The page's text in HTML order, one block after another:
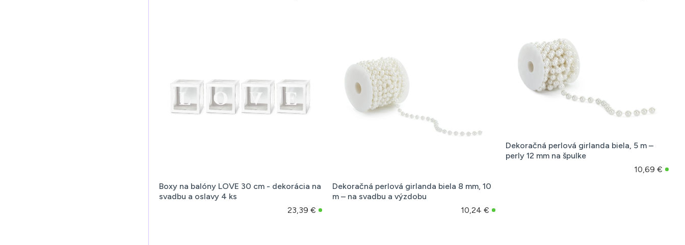
Boxy na balóny LOVE 30 cm - dekorácia na
svadbu a oslavy 4 ks
23,39 €
Dekoračná perlová girlanda biela 8 mm, 10
m – na svadbu a výzdobu
10,24 €
Dekoračná perlová girlanda biela, 5 m –
perly 12 mm na špulke
10,69 €